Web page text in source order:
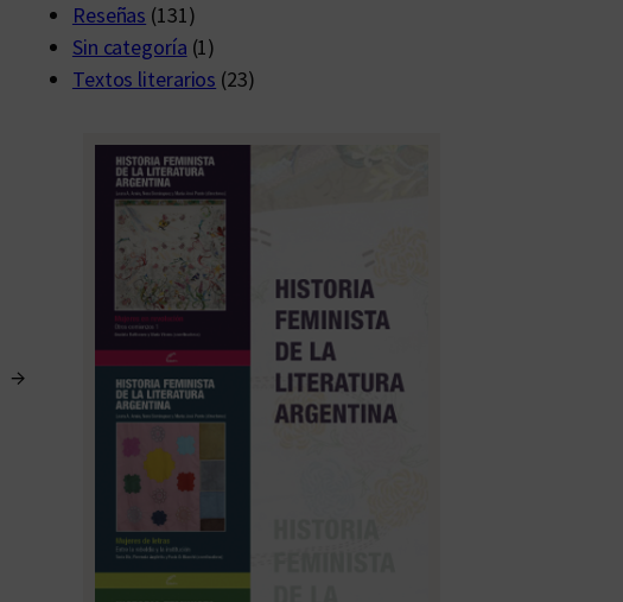
→
Reseñas (131)
Sin categoría (1)
Textos literarios (23)